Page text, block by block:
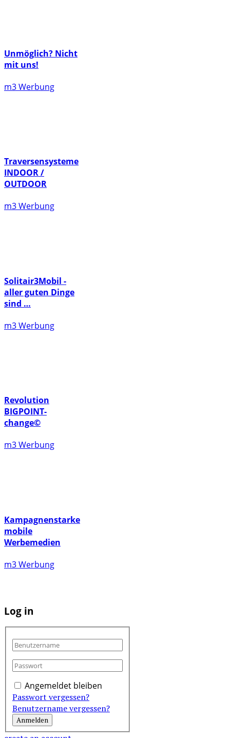
Unmöglich? Nicht
mit uns!
m3 Werbung
Traversensysteme
INDOOR /
OUTDOOR
m3 Werbung
Solitair3Mobil -
aller guten Dinge
sind …
m3 Werbung
Revolution
BIGPOINT-
change©
m3 Werbung
Kampagnenstarke
mobile
Werbemedien
m3 Werbung
Log in
Angemeldet bleiben
Passwort vergessen?
Benutzername vergessen?